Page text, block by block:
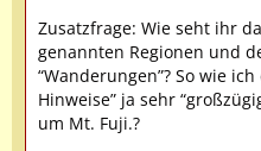
Zusatzfrage: Wie seht ihr
genannten Regionen und
“Wanderungen”? So wie
Hinweise” ja sehr
um Mt. Fuji.?